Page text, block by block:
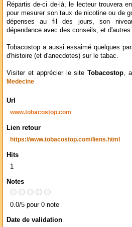
Répartis de-ci de-là, le lecteur trouvera
pour mesurer son taux de nicotine ou de
dépenses au fil des jours, son
dépendance avec des conseils, et d'autres
Tobacostop a aussi essaimé quelques
d'histoire (et d'anecdotes) sur le tabac.
Visiter et apprécier le siteTobacostop,
Medecine
Url
www.tobacostop.com
Lien retour
https://www.tobacostop.com/liens.html
Hits
1
Notes
0.0/5 pour 0 note
Date de validation